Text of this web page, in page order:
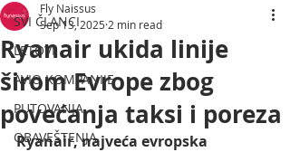
SVI ČLANCI
LETOVI
AVIO KOMPANIJE
PUTOVANJA
OBAVEŠTENJA
Ryanair ukida linije
širom Evrope zbog
povećanja taksi i poreza
Fly Naissus
Sep 13, 2025 2 min read
Ryanair, najveća evropska